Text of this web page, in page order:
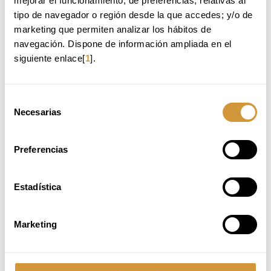
tipo de navegador o región desde la que accedes; y/o de
marketing que permiten analizar los hábitos de
navegación. Dispone de información ampliada en el
siguiente enlace[1].
Necesarias
Preferencias
Estadística
Marketing
En 2015 trabajaba como
bartender en eventos en Valencia
y ayudaba en el negocio familiar.
Fue entonces cuando descubrí la
completo. El entorno de Basque
Culinary Center me pareció vivo,
formativo único. Las clases con
expertos como Iñaki Álava y
David Ríos marcaron mi visión
formándome, cursar un máster en
gestión de restaurantes y